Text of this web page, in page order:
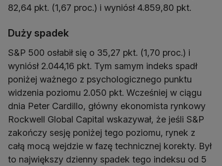
82,64 pkt. (1,67 proc.) i wyniósł 4.859,80 pkt.
Duży spadek
S&P 500 osłabił się o 35,27 pkt. (1,70 proc.) i
wyniósł 2.044,16 pkt. Tym samym indeks spadł
poniżej ważnego z psychologicznego punktu
widzenia poziomu 2.050 pkt. Wcześniej w ciągu
dnia Peter Cardillo, główny ekonomista rynkowy
Rockwell Global Capital wskazywał, że jeśli S&P
zakończy sesję poniżej tego poziomu, rynek z
całą mocą wejdzie w fazę technicznej korekty. Był
to największy dzienny spadek tego indeksu od 5